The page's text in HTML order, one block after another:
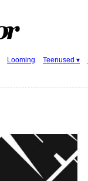
Looming Teenused ▾